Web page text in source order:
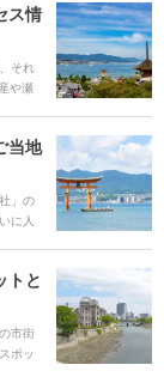
ス情
それ
や瀬
にあっ
ごす
！
当地
」の
に人
し、
スポ
トと
市街
ポッ